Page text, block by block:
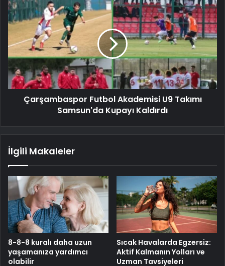
Çarşambaspor Futbol Akademisi U9 Takımı
Samsun'da Kupayı Kaldırdı
İlgili Makaleler
8-8-8 kuralı daha uzun
yaşamanıza yardımcı
olabilir
Sıcak Havalarda Egzersiz:
Aktif Kalmanın Yolları ve
Uzman Tavsiyeleri